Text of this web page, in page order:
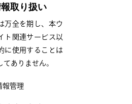
取り扱い
万全を期し、本ウ
ト関連サービス以
に使用することは
てありません。
報管理